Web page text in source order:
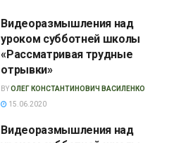
Видеоразмышления над
уроком субботней школы
«Рассматривая трудные
отрывки»
BYОЛЕГ КОНСТАНТИНОВИЧ ВАСИЛЕНКО
15.06.2020
Видеоразмышления над